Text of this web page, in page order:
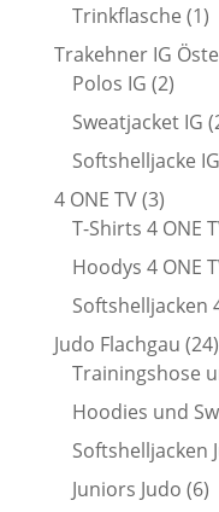
Trinkflasche 11
Trakehner IG
Polos IG 22
Sweatjacket IG
Softshelljacke IG
4 ONE TV 33
T-Shirts 4 ONE
Hoodys 4 ONE
Softshelljacken
Judo Flachgau 2424
Trainingshose
Hoodies und
Softshelljacken
Juniors Judo 66